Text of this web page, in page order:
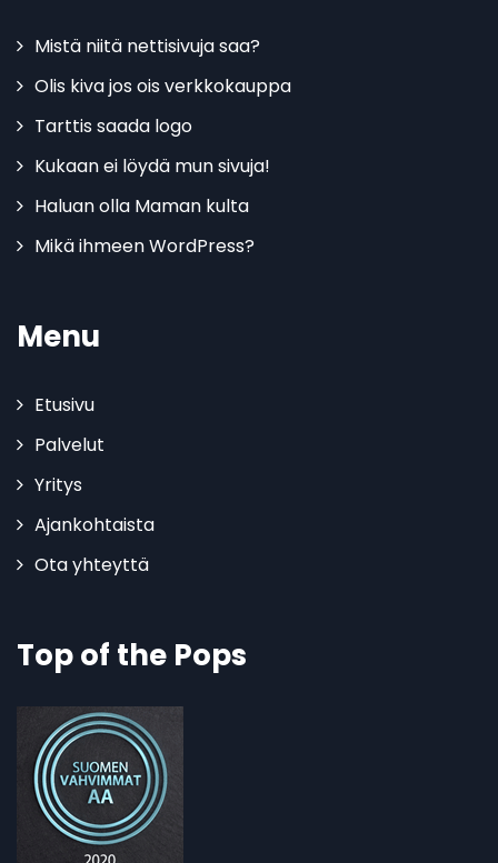
Mistä niitä nettisivuja saa?
Olis kiva jos ois verkkokauppa
Tarttis saada logo
Kukaan ei löydä mun sivuja!
Haluan olla Maman kulta
Mikä ihmeen WordPress?
Menu
Etusivu
Palvelut
Yritys
Ajankohtaista
Ota yhteyttä
Top of the Pops